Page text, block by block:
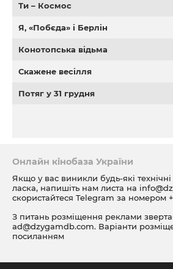
Ти – Космос
Я, «Побєда» і Берлін
Конотопська відьма
Скажене весілля
Потяг у 31 грудня
Онлайн кінобаза України
Якщо у вас виникли будь-які
ласка, напишіть нам листа на
скористайтеся Telegram за номером
З питань розміщення реклами
ad@dzygamdb.com. Варіанти
посиланням